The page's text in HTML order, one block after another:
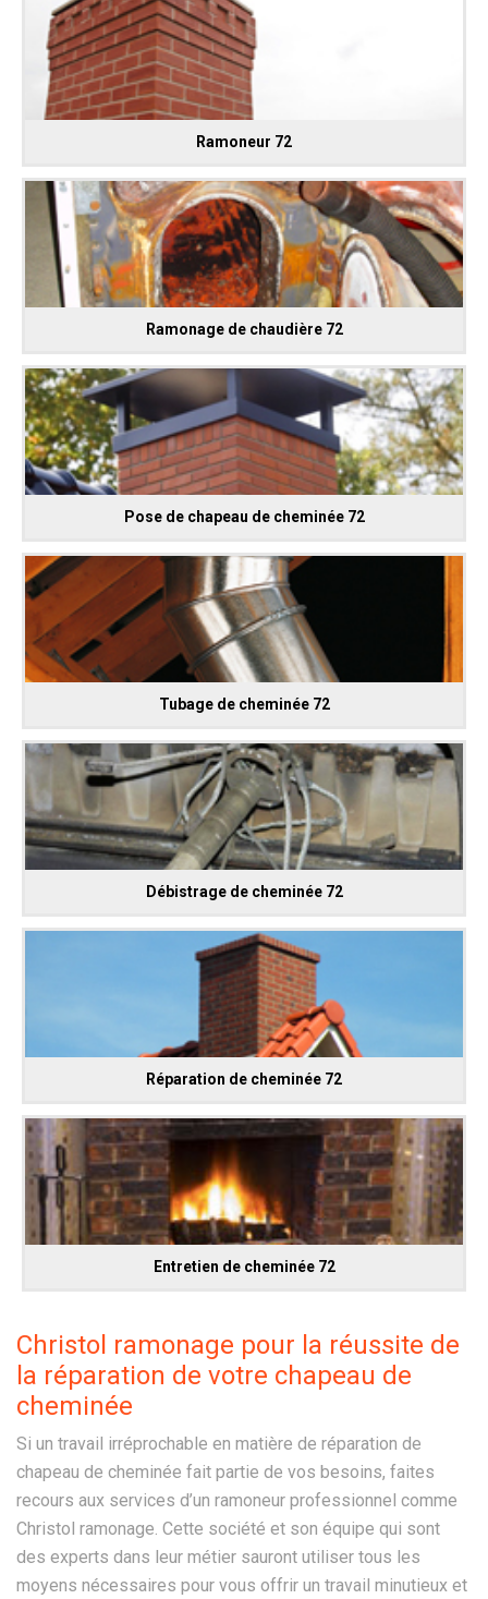
Ramoneur 72
Ramonage de chaudière 72
Pose de chapeau de cheminée 72
Tubage de cheminée 72
Débistrage de cheminée 72
Réparation de cheminée 72
Entretien de cheminée 72
Christol ramonage pour la réussite de
la réparation de votre chapeau de
cheminée
Si un travail irréprochable en matière de réparation de
chapeau de cheminée fait partie de vos besoins, faites
recours aux services d’un ramoneur professionnel comme
Christol ramonage. Cette société et son équipe qui sont
des experts dans leur métier sauront utiliser tous les
moyens nécessaires pour vous offrir un travail minutieux et